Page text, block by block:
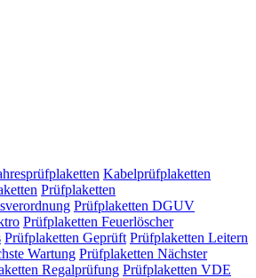
Kabelprüfplaketten
Prüfplaketten
Prüfplaketten DGUV
Prüfplaketten Feuerlöscher
Prüfplaketten Geprüft Prüfplaketten Leitern
Wartung Prüfplaketten Nächster
Regalprüfung Prüfplaketten VDE